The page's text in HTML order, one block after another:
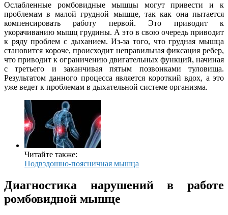
Ослабленные ромбовидные мышцы могут привести и к
проблемам в малой грудной мышце, так как она пытается
компенсировать работу первой. Это приводит к
укорачиванию мышц грудины. А это в свою очередь приводит
к ряду проблем с дыханием. Из-за того, что грудная мышца
становится короче, происходит неправильная фиксация ребер,
что приводит к ограничению двигательных функций, начиная
с третьего и заканчивая пятым позвонками туловища.
Результатом данного процесса является короткий вдох, а это
уже ведет к проблемам в дыхательной системе организма.
Читайте также:
Подвздошно-поясничная мышца
Диагностика нарушений в работе
ромбовидной мышце